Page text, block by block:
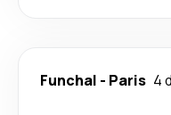
Funchal - Paris 4